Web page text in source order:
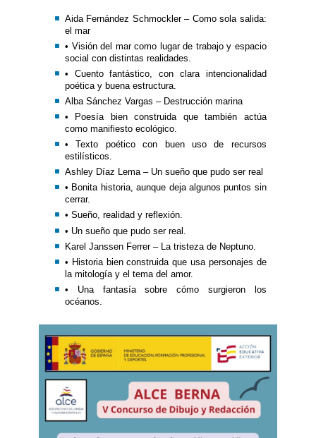
Aida Fernández Schmockler – Como sola salida:
el mar
• Visión del mar como lugar de trabajo y espacio
social con distintas realidades.
• Cuento fantástico, con clara intencionalidad
poética y buena estructura.
Alba Sánchez Vargas – Destrucción marina
• Poesía bien construida que también actúa
como manifiesto ecológico.
• Texto poético con buen uso de recursos
estilísticos.
Ashley Díaz Lema – Un sueño que pudo ser real
• Bonita historia, aunque deja algunos puntos sin
cerrar.
• Sueño, realidad y reflexión.
• Un sueño que pudo ser real.
Karel Janssen Ferrer – La tristeza de Neptuno.
• Historia bien construida que usa personajes de
la mitología y el tema del amor.
• Una fantasía sobre cómo surgieron los
océanos.